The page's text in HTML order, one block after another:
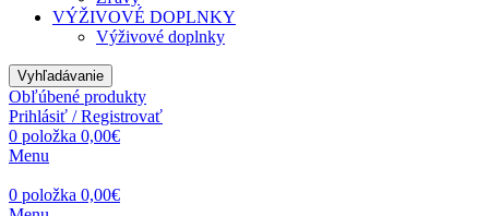
VÝŽIVOVÉ DOPLNKY
Výživové doplnky
Vyhľadávanie
Obľúbené produkty
Prihlásiť / Registrovať
0 položka 0,00€
Menu
0 položka 0,00€